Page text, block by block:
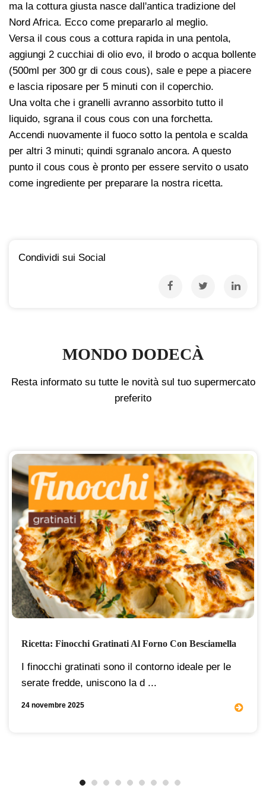
ma la cottura giusta nasce dall'antica tradizione del
Nord Africa. Ecco come prepararlo al meglio.
Versa il cous cous a cottura rapida in una pentola,
aggiungi 2 cucchiai di olio evo, il brodo o acqua bollente
(500ml per 300 gr di cous cous), sale e pepe a piacere
e lascia riposare per 5 minuti con il coperchio.
Una volta che i granelli avranno assorbito tutto il
liquido, sgrana il cous cous con una forchetta.
Accendi nuovamente il fuoco sotto la pentola e scalda
per altri 3 minuti; quindi sgranalo ancora. A questo
punto il cous cous è pronto per essere servito o usato
come ingrediente per preparare la nostra ricetta.
Condividi sui Social
MONDO DODECÀ
Resta informato su tutte le novità sul tuo supermercato
preferito
Ricetta: Finocchi Gratinati Al Forno Con Besciamella
I finocchi gratinati sono il contorno ideale per le
serate fredde, uniscono la d ...
24 novembre 2025